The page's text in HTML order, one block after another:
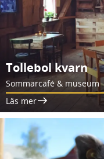
Tollebol kvarn
Sommarcafé & museum
Läs mer